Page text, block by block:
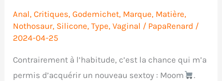
Anal,Critiques,Godemichet, Marque, Matière,
Nothosaur, Silicone,Type,Vaginal / PapaRenard /
2024-04-25
Contrairement à l’habitude, c’est la chance qui m’a
permis d’acquérir un nouveau sextoy : Moom
.